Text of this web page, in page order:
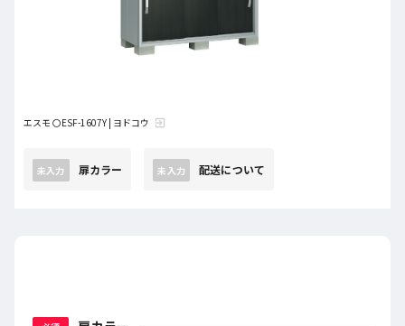
エスモ 〇ESF-1607Y | ヨドコウ exit_to_app
未入力 扉カラー 未入力 配送について